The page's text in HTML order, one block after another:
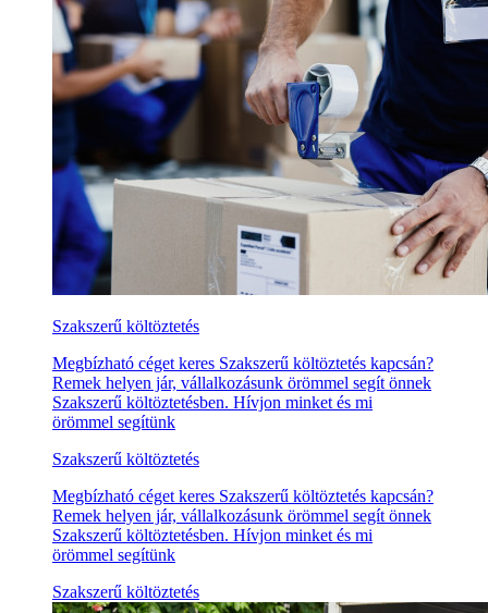
Szakszerű költöztetés
Megbízható céget keres Szakszerű költöztetés kapcsán?
Remek helyen jár, vállalkozásunk örömmel segít önnek
Szakszerű költöztetésben. Hívjon minket és mi
örömmel segítünk
Szakszerű költöztetés
Megbízható céget keres Szakszerű költöztetés kapcsán?
Remek helyen jár, vállalkozásunk örömmel segít önnek
Szakszerű költöztetésben. Hívjon minket és mi
örömmel segítünk
Szakszerű költöztetés